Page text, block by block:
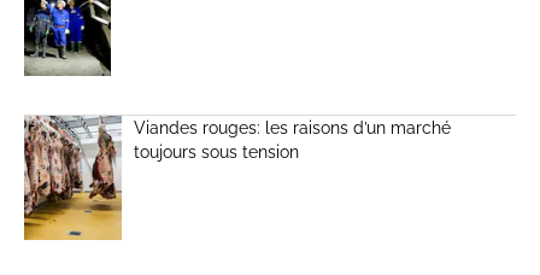
Viandes rouges: les raisons d’un marché
toujours sous tension